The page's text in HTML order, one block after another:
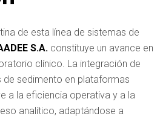
de esta línea de sistemas de
S.A. constituye un avance en
clínico. La integración de
de sedimento en plataformas
a la eficiencia operativa y a la
analítico, adaptándose a